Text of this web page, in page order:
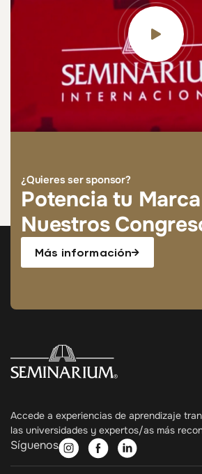
¿Quieres ser sponsor?
Potencia tu
Nuestros
Más información
Accede a experiencias de aprendizaje
las universidades y expertos/as más
Síguenos